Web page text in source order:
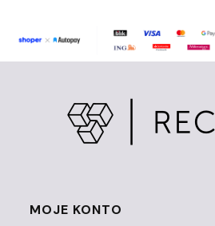
Linki w stopce
MOJE KONTO